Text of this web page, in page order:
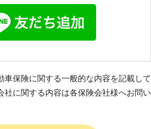
車保険に関する一般的な内容を記載して
社に関する内容は各保険会社様へお問い